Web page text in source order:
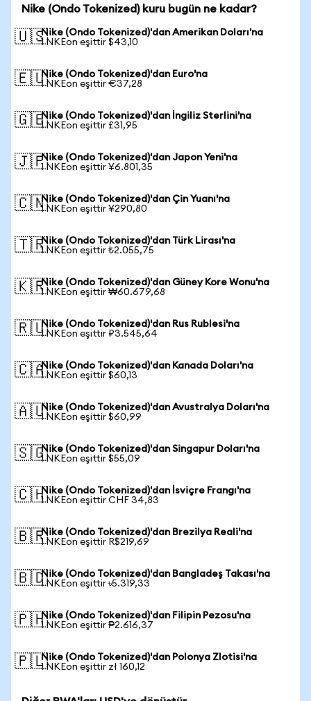
Nike (Ondo Tokenized) kuru bugün ne kadar?
🇺🇸Nike (Ondo Tokenized)'dan Amerikan Doları'na
1 NKEon eşittir $43,10
🇪🇺Nike (Ondo Tokenized)'dan Euro'na
1 NKEon eşittir €37,28
🇬🇧Nike (Ondo Tokenized)'dan İngiliz Sterlini'na
1 NKEon eşittir £31,95
🇯🇵Nike (Ondo Tokenized)'dan Japon Yeni'na
1 NKEon eşittir ¥6.801,35
🇨🇳Nike (Ondo Tokenized)'dan Çin Yuanı'na
1 NKEon eşittir ¥290,80
🇹🇷Nike (Ondo Tokenized)'dan Türk Lirası'na
1 NKEon eşittir ₺2.055,75
🇰🇷Nike (Ondo Tokenized)'dan Güney Kore Wonu'na
1 NKEon eşittir ₩60.679,68
🇷🇺Nike (Ondo Tokenized)'dan Rus Rublesi'na
1 NKEon eşittir ₽3.545,64
🇨🇦Nike (Ondo Tokenized)'dan Kanada Doları'na
1 NKEon eşittir $60,13
🇦🇺Nike (Ondo Tokenized)'dan Avustralya Doları'na
1 NKEon eşittir $60,99
🇸🇬Nike (Ondo Tokenized)'dan Singapur Doları'na
1 NKEon eşittir $55,09
🇨🇭Nike (Ondo Tokenized)'dan İsviçre Frangı'na
1 NKEon eşittir CHF 34,83
🇧🇷Nike (Ondo Tokenized)'dan Brezilya Reali'na
1 NKEon eşittir R$219,69
🇧🇩Nike (Ondo Tokenized)'dan Bangladeş Takası'na
1 NKEon eşittir ৳5.319,33
🇵🇭Nike (Ondo Tokenized)'dan Filipin Pezosu'na
1 NKEon eşittir ₱2.616,37
🇵🇱Nike (Ondo Tokenized)'dan Polonya Zlotisi'na
1 NKEon eşittir zł 160,12